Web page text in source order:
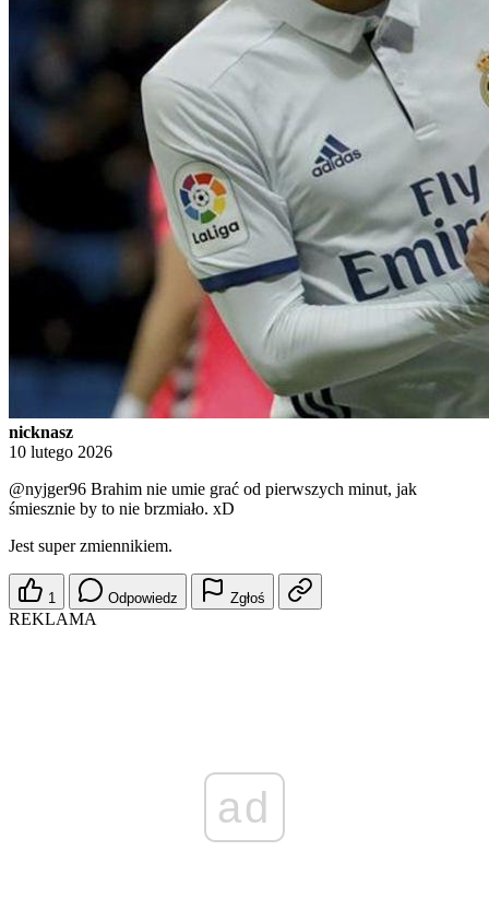
nicknasz
10 lutego 2026
@nyjger96 Brahim nie umie grać od pierwszych minut, jak
śmiesznie by to nie brzmiało. xD
Jest super zmiennikiem.
1 Odpowiedz Zgłoś
REKLAMA
ad